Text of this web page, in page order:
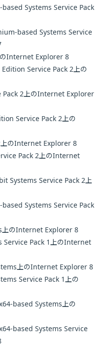
Systems Service Pack
based Systems Service
Internet Explorer 8
Service Pack 2上の
Pack 2上のInternet Explorer
Service Pack 2上の
のInternet Explorer 8
Pack 2上のInternet
Systems Service Pack 2上
Systems Service Pack
のInternet Explorer 8
Pack 1上のInternet
上のInternet Explorer 8
Service Pack 1上の
based Systems上の
based Systems Service